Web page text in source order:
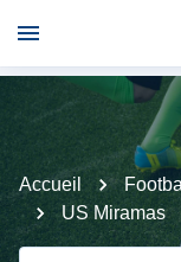
Accueil
US Miramas